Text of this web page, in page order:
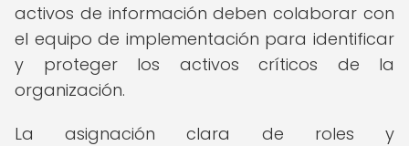
activos de información deben colaborar con
el equipo de implementación para identificar
y proteger los activos críticos de la
organización.
La asignación clara de roles y